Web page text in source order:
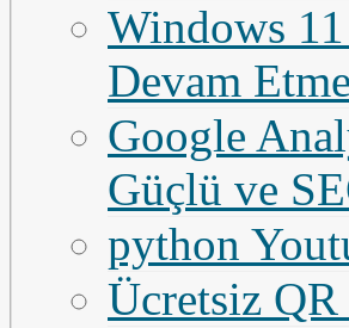
Windows
Devam Etme
Google
Güçlü ve
python
Ücretsiz